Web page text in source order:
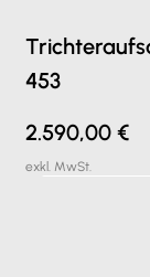
453
Preis
2.590,00 €
exkl. MwSt.